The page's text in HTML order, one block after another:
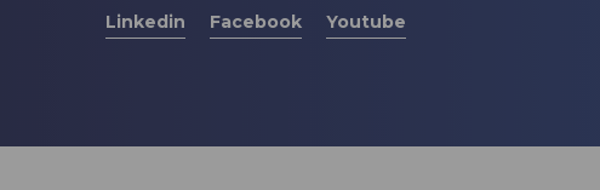
Linkedin Facebook Youtube